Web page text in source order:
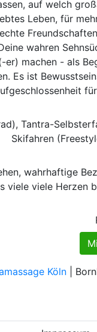
auf welch
Leben, für
wahren
machen - als
Es ist
Tantra-
Skifahren
wahrhaftige
viele viele Herzen
Köln |